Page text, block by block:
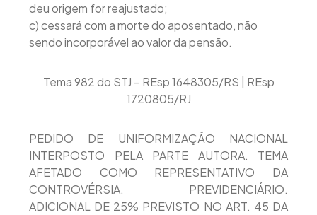
deu origem for reajustado;
c) cessará com a morte do aposentado, não
sendo incorporável ao valor da pensão.
Tema 982 do STJ – REsp 1648305/RS | REsp
1720805/RJ
PEDIDO DE UNIFORMIZAÇÃO NACIONAL
INTERPOSTO PELA PARTE AUTORA. TEMA
AFETADO COMO REPRESENTATIVO DA
CONTROVÉRSIA. PREVIDENCIÁRIO.
ADICIONAL DE 25% PREVISTO NO ART. 45 DA